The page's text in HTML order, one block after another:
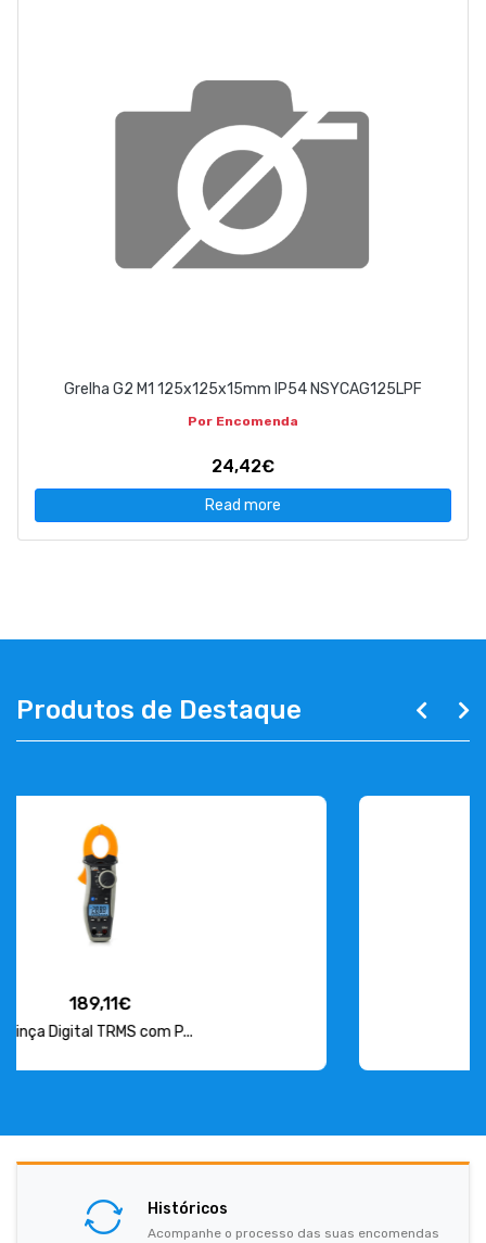
Grelha G2 M1 125x125x15mm IP54 NSYCAG125LPF
Por Encomenda
24,42€
Read more
Produtos de Destaque
Armadura Estanque para L...
Históricos
Acompanhe o processo das suas encomendas